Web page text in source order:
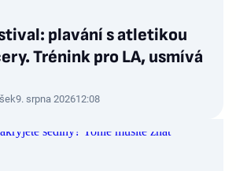
plavání s atletikou
Trénink pro LA, usmívá
9. srpna 202612:08